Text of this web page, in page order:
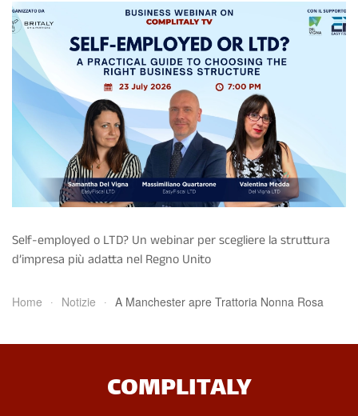
Self-employed o LTD? Un webinar per scegliere la struttura
d’impresa più adatta nel Regno Unito
Home Notizie A Manchester apre Trattoria Nonna Rosa
COMPLITALY